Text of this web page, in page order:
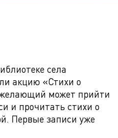
села
акцию «Стихи о
может прийти
и прочитать стихи о
Первые записи уже